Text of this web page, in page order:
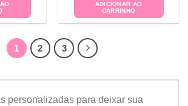
ADICIONAR AO
CARRINHO
1 2 3
personalizadas para deixar sua